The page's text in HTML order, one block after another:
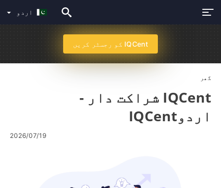
اردو
IQCent کو رجسٹر کریں
گھر
IQCent شراکت دار -
اردوIQCent
2026/07/19